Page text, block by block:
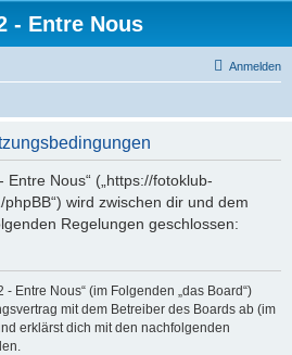
- Entre Nous
Anmelden
Nous“ („https://fotoklub-
wird zwischen dir und dem
Regelungen geschlossen:
- Entre Nous“ (im Folgenden „das Board“)
mit dem Betreiber des Boards ab (im
erklärst dich mit den nachfolgenden